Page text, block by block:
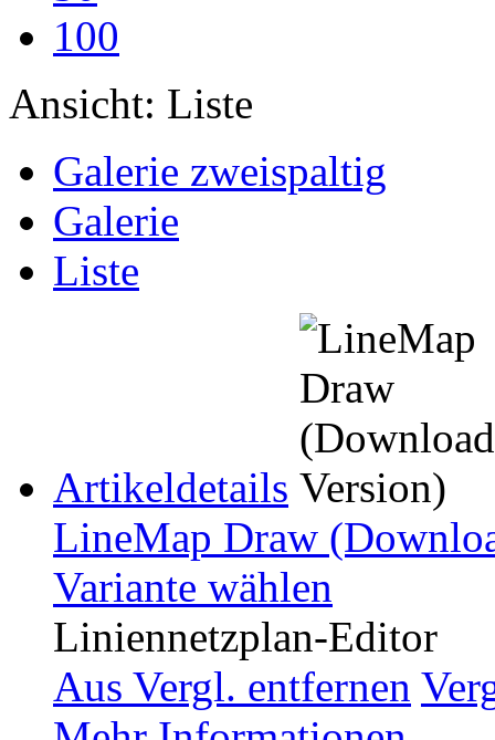
100
Ansicht: Liste
Galerie zweispaltig
Galerie
Liste
Artikeldetails
LineMap Draw
Variante wählen
Liniennetzplan-Editor
Aus Vergl. entfernen